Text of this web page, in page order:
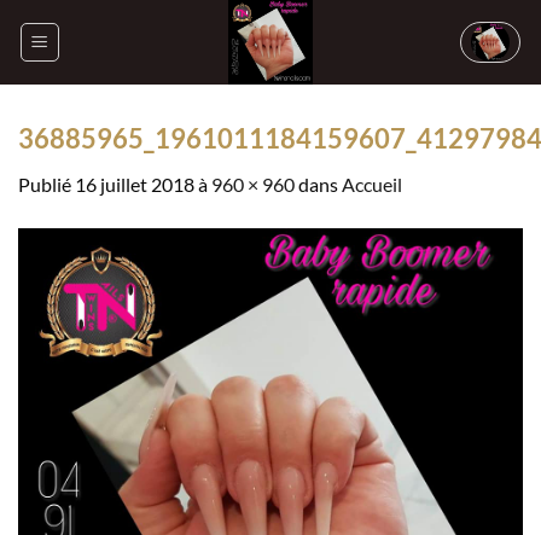
Publié 16 juillet 2018à 960 × 960dansAccueil